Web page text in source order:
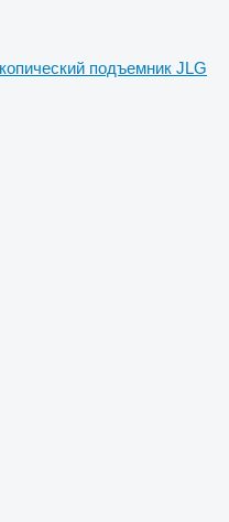
подъемник JLG